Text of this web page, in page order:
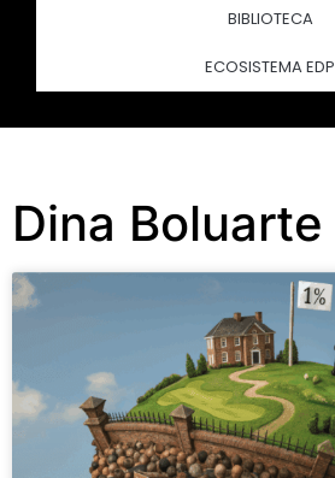
BIBLIOTECA
ECOSISTEMA EDP
Dina Boluarte